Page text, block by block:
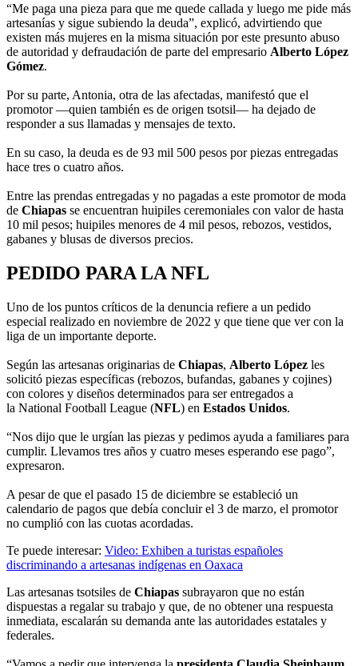
“Me paga una pieza para que me quede callada y luego me pide más
artesanías y sigue subiendo la deuda”, explicó, advirtiendo que
existen más mujeres en la misma situación por este presunto abuso
de autoridad y defraudación de parte del empresario Alberto López
Gómez.
Por su parte, Antonia, otra de las afectadas, manifestó que el
promotor —quien también es de origen tsotsil— ha dejado de
responder a sus llamadas y mensajes de texto.
En su caso, la deuda es de 93 mil 500 pesos por piezas entregadas
hace tres o cuatro años.
Entre las prendas entregadas y no pagadas a este promotor de moda
de Chiapas se encuentran huipiles ceremoniales con valor de hasta
10 mil pesos; huipiles menores de 4 mil pesos, rebozos, vestidos,
gabanes y blusas de diversos precios.
PEDIDO PARA LA NFL
Uno de los puntos críticos de la denuncia refiere a un pedido
especial realizado en noviembre de 2022 y que tiene que ver con la
liga de un importante deporte.
Según las artesanas originarias de Chiapas, Alberto López les
solicitó piezas específicas (rebozos, bufandas, gabanes y cojines)
con colores y diseños determinados para ser entregados a
la National Football League (NFL) en Estados Unidos.
“Nos dijo que le urgían las piezas y pedimos ayuda a familiares para
cumplir. Llevamos tres años y cuatro meses esperando ese pago”,
expresaron.
A pesar de que el pasado 15 de diciembre se estableció un
calendario de pagos que debía concluir el 3 de marzo, el promotor
no cumplió con las cuotas acordadas.
Te puede interesar: Video: Exhiben a turistas españoles
discriminando a artesanas indígenas en Oaxaca
Las artesanas tsotsiles de Chiapas subrayaron que no están
dispuestas a regalar su trabajo y que, de no obtener una respuesta
inmediata, escalarán su demanda ante las autoridades estatales y
federales.